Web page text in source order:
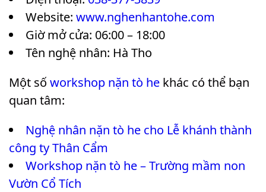
Website: www.nghenhantohe.com
Giờ mở cửa: 06:00 – 18:00
Tên nghệ nhân: Hà Tho
Một sốworkshop nặn tò he khác có thể bạn
quan tâm:
Nghệ nhân nặn tò he cho Lễ khánh thành
công ty Thân Cẩm
Workshop nặn tò he – Trường mầm non
Vườn Cổ Tích